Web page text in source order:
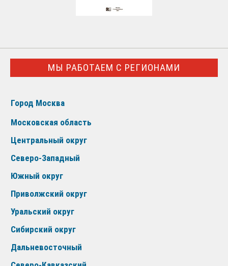
МЫ РАБОТАЕМ С РЕГИОНАМИ
Город Москва
Московская область
Центральный округ
Северо-Западный
Южный округ
Приволжский округ
Уральский округ
Сибирский округ
Дальневосточный